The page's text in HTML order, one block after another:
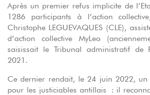
Après un premier refus implicite de
1286 participants à l’action
Christophe LEGUEVAQUES (CLE),
d’action collective MyLeo
saisissait le Tribunal administratif de
2021.
Ce dernier rendait, le 24 juin 2022, un
pour les justiciables antillais : il